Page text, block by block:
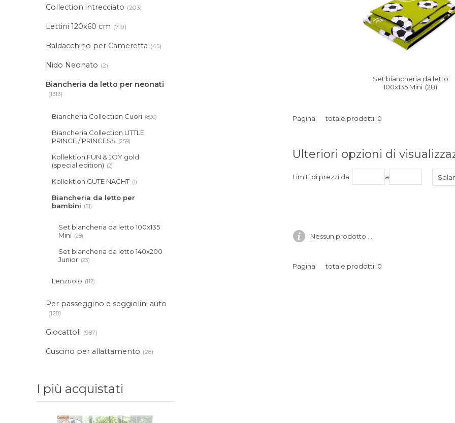
Set biancheria da letto
100x135 Mini (28)
Pagina totale prodotti: 0
Ulteriori opzioni di
Limiti di prezzi da a
Nessun prodotto ...
Pagina totale prodotti: 0
Collection intrecciato (203)
Lettini 120x60 cm (719)
Baldacchino per Cameretta (45)
Nido Neonato (2)
Biancheria da letto per neonati
(1313)
Biancheria Collection Cuori (890)
Biancheria Collection LITTLE
PRINCE / PRINCESS (259)
Kollektion FUN & JOY gold
(special edition) (2)
Kollektion GUTE NACHT (1)
Biancheria da letto per
bambini (51)
Set biancheria da letto 100x135
Mini (28)
Set biancheria da letto 140x200
Junior (23)
Lenzuolo (112)
Per passeggino e seggiolini auto
(128)
Giocattoli (987)
Cuscino per allattamento (28)
I più acquistati